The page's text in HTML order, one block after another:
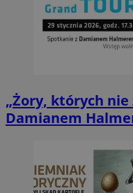
„Żory, których nie
Damianem